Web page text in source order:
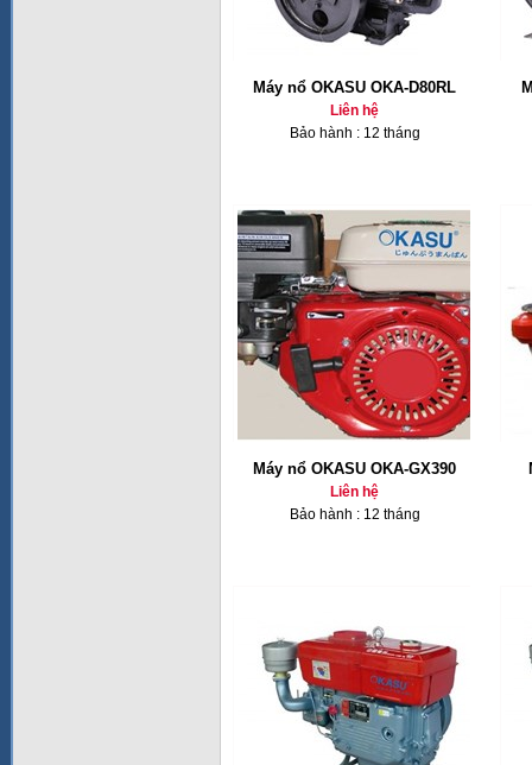
Máy nổ OKASU OKA-D80RL
Liên hệ
Bảo hành : 12 tháng
Máy nổ OKASU OKA-GX390
Liên hệ
Bảo hành : 12 tháng